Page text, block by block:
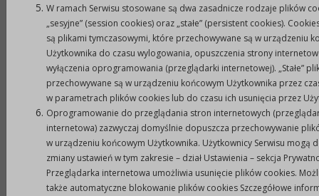
być potwierdzone za zgodność z oryginałem przez
osoby uprawnione.
W przypadku przyznania dotacji w wysokości
innej niż wnioskowana, podmiot składający ofertę
jest zobowiązany do korekty kosztorysu
zawartego w ofercie.
Postępowanie konkursowe jest ważne, jeżeli na
dane zadanie złożona zostanie co najmniej jedna
oferta.
III. Termin i warunki realizacji zadań.
W ramach Serwisu stosowane są dwa zasadnicze rodzaje plików
„sesyjne” (session cookies) oraz „stałe” (persistent cookies).
są plikami tymczasowymi, które przechowywane są w urządzeniu
Użytkownika do czasu wylogowania, opuszczenia strony
wyłączenia oprogramowania (przeglądarki internetowej). „Stałe”
przechowywane są w urządzeniu końcowym Użytkownika przez
w parametrach plików cookies lub do czasu ich usunięcia przez
Oprogramowanie do przeglądania stron internetowych
internetowa) zazwyczaj domyślnie dopuszcza przechowywanie
w urządzeniu końcowym Użytkownika. Użytkownicy Serwisu mogą
zmiany ustawień w tym zakresie – dział Ustawienia – sekcja
Przeglądarka internetowa umożliwia usunięcie plików cookies.
także automatyczne blokowanie plików cookies Szczegółowe